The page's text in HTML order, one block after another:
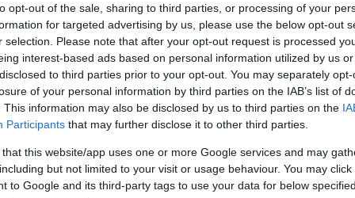
opt-out of the sale, sharing to third parties, or processing of your
for targeted advertising by us, please use the below opt-out
selection. Please note that after your opt-out request is processed
interest-based ads based on personal information utilized by us
to third parties prior to your opt-out. You may separately
of your personal information by third parties on the IAB’s list of
This information may also be disclosed by us to third parties on the
Participants that may further disclose it to other third parties.
that this website/app uses one or more Google services and may
but not limited to your visit or usage behaviour. You may
to Google and its third-party tags to use your data for below
29 think tanks του
ξεκινάμε! - Λάβαμε πάνω από
γραφεία να δίνουν θέσεις για την παραγωγή
συγκινητικά» υποστηρίζει ο πρόεδρος του
38